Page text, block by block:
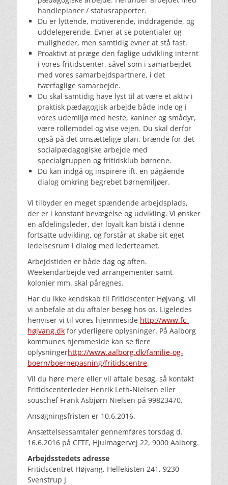
handleplaner / statusrapporter.
Du er lyttende, motiverende, inddragende, og
uddelegerende. Evner at se potentialer og
muligheder, men samtidig evner at stå fast.
Proaktivt at præge den faglige udvikling internt
i vores fritidscenter, såvel som i samarbejdet
med vores samarbejdspartnere, i det
tværfaglige samarbejde.
Du skal samtidig have lyst til at være et aktiv i
praktisk pædagogisk arbejde både inde og i
vores udemiljø med heste, kaniner og smådyr,
være rollemodel og vise vejen. Du skal derfor
også på det omsættelige plan, brænde for det
socialpædagogiske arbejde med
specialgruppen og fritidsklub børnene.
Du kan indgå og inspirere ift. en pågående
dialog omkring begrebet børnemiljøer.
Vi tilbyder en meget spændende arbejdsplads,
der er i konstant bevægelse og udvikling. Vi ønsker
en afdelingsleder, der loyalt kan bistå i denne
fortsatte udvikling, og forstår at skabe sit eget
ledelsesrum i dialog med lederteamet.
Arbejdstiden er både dag og aften.
Weekendarbejde ved arrangementer samt
kolonier mm. skal påregnes.
Har du ikke kendskab til Fritidscenter Højvang, vil
vi anbefale at du aftaler besøg hos os. Ligeledes
henviser vi til vores hjemmeside http://www.fc-
højvang.dk for yderligere oplysninger. På Aalborg
kommunes hjemmeside kan se flere
oplysningerhttp://www.aalborg.dk/familie-og-
boern/boernepasning/fritidscentre.
Vil du høre mere eller vil aftale besøg, så kontakt
Fritidscenterleder Henrik Leth-Nielsen eller
souschef Frank Asbjørn Nielsen på 99823470.
Ansøgningsfristen er 10.6.2016.
Ansættelsessamtaler gennemføres torsdag d.
16.6.2016 på CFTF, Hjulmagervej 22, 9000 Aalborg.
Arbejdsstedets adresse
Fritidscentret Højvang, Hellekisten 241, 9230
Svenstrup J